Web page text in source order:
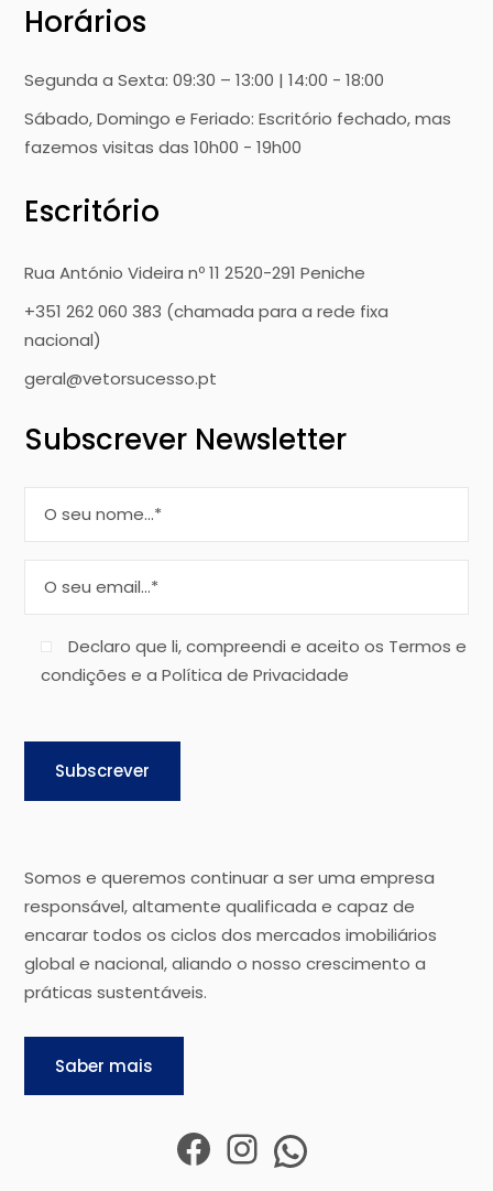
Horários
Segunda a Sexta: 09:30 – 13:00 | 14:00 - 18:00
Sábado, Domingo e Feriado: Escritório fechado, mas
fazemos visitas das 10h00 - 19h00
Escritório
Rua António Videira nº 11 2520-291 Peniche
+351 262 060 383 (chamada para a rede fixa
nacional)
geral@vetorsucesso.pt
Subscrever Newsletter
Declaro que li, compreendi e aceito os Termos e
condições e a Política de Privacidade
Subscrever
Somos e queremos continuar a ser uma empresa
responsável, altamente qualificada e capaz de
encarar todos os ciclos dos mercados imobiliários
global e nacional, aliando o nosso crescimento a
práticas sustentáveis.
Saber mais
Facebook
Instagram
WhatsApp